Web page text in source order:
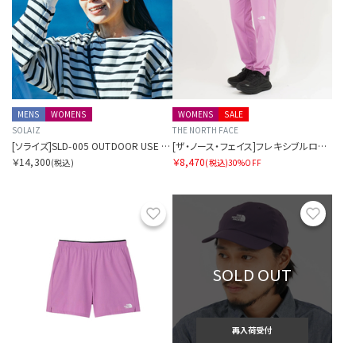
MENS
WOMENS
SOLAIZ
[ソライズ]SLD-005 OUTDOOR USE ウェリントン 偏光モデル
￥14,300(税込)
SALE
WOMENS
THE NORTH FACE
[ザ・ノース・フェイス]フレキシブルロングパンツ レディース
￥8,470(税込)30%OFF
お気に入り
SOLD OUT
再入荷受付